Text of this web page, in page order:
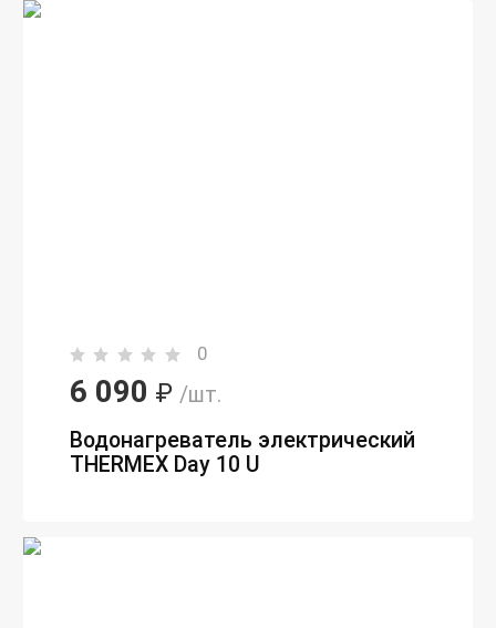
0
6 090 ₽ /шт.
Водонагреватель электрический
THERMEX Day 10 U